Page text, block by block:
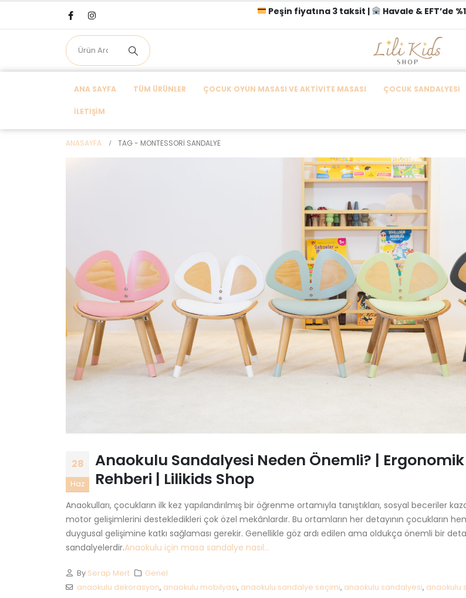
Peşin fiyatına 3 taksit | Havale & EFT’de
ANA SAYFA TÜM ÜRÜNLER ÇOCUK OYUN MASASI VE AKTIVITE MASASI ÇOCUK SANDALYESI
İLETIŞIM
ANASAYFA TAG - MONTESSORI SANDALYE
28
Haz
Anaokulu Sandalyesi Neden Önemli? |
Rehberi | Lilikids Shop
Anaokulları, çocukların ilk kez yapılandırılmış bir öğrenme ortamıyla tanıştıkları, sosyal beceriler
motor gelişimlerini destekledikleri çok özel mekânlardır. Bu ortamların her detayının çocukların
duygusal gelişimine katkı sağlaması gerekir. Genellikle göz ardı edilen ama oldukça önemli bir
sandalyelerdir.Anaokulu için masa sandalye nasıl...
By Serap Mert
Genel
anaokulu dekorasyon, anaokulu mobilyası, anaokulu sandalye seçimi, anaokulu sandalyesi, anaokulu